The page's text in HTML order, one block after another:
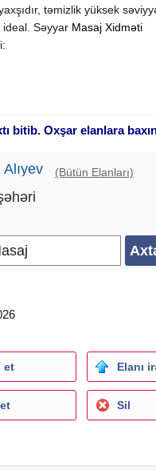
təmizlik yüksek
Səyyar Masaj Xidməti
yüksek seviyyededir
bitib. Oxşar elanlara
Alıyev (Bütün Elanları)
et Elanı
Sil